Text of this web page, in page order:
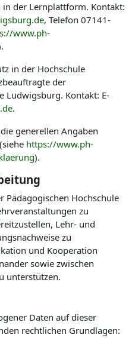
in der Lernplattform. Kontakt:
, Telefon 07141-
www.ph-
in der Hochschule
der
Ludwigsburg. Kontakt: E-
.
generellen Angaben
https://www.ph-
).
Hochschule
zu
Lehr- und
zu
und Kooperation
sowie zwischen
unterstützen.
Daten auf dieser
rechtlichen Grundlagen: